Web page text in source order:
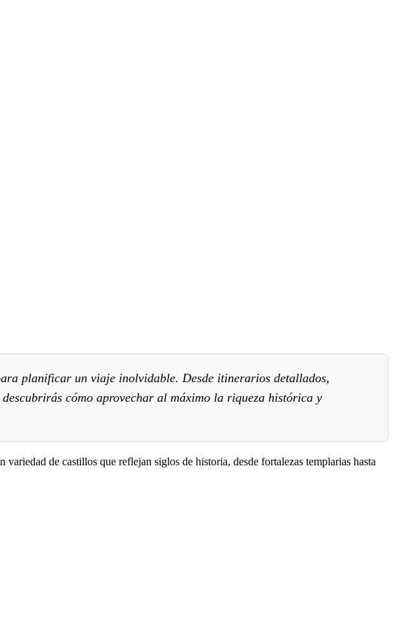
planificar un viaje inolvidable. Desde itinerarios detallados,
cómo aprovechar al máximo la riqueza histórica y
de castillos que reflejan siglos de historia, desde fortalezas templarias hasta